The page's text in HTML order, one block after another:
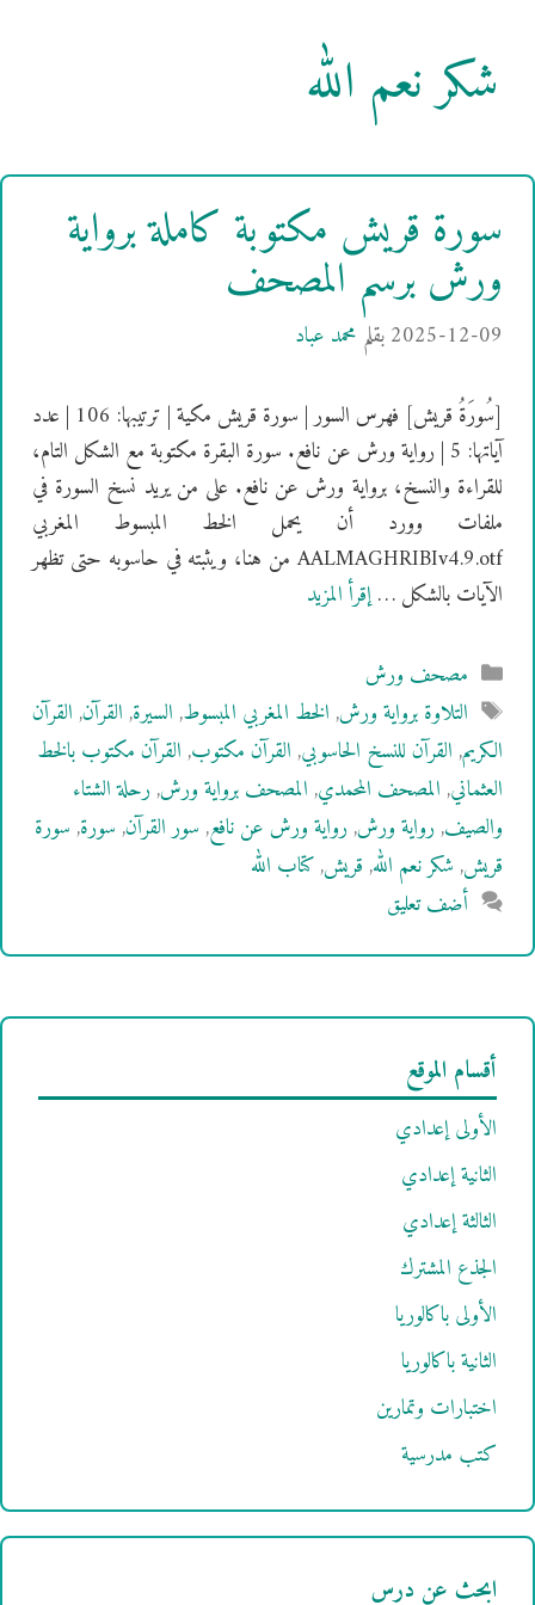
شكر نعم الله
سورة قريش مكتوبة كاملة برواية
ورش برسم المصحف
2025-12-09بقلم محمد عباد
[سُورَةُ قريش] فهرس السور | سورة قريش مكية | ترتيبها: 106 | عدد
آياتها: 5 | رواية ورش عن نافع. سورة البقرة مكتوبة مع الشكل التام،
للقراءة والنسخ، برواية ورش عن نافع. على من يريد نسخ السورة في
ملفات وورد أن يحمل الخط المبسوط المغربي
AALMAGHRIBIv4.9.otf من هنا، ويثبته في حاسوبه حتى تظهر
الآيات بالشكل …إقرأ المزيد
التصنيفات
مصحف ورش
الوسوم
التلاوة برواية ورش,الخط المغربي المبسوط,السيرة,القرآن,القرآن
الكريم,القرآن للنسخ الحاسوبي,القرآن مكتوب,القرآن مكتوب بالخط
العثماني,المصحف المحمدي,المصحف برواية ورش,رحلة الشتاء
والصيف,رواية ورش,رواية ورش عن نافع,سور القرآن,سورة,سورة
قريش,شكر نعم الله,قريش,كتاب الله
أضف تعليق
أقسام الموقع
الأولى إعدادي
الثانية إعدادي
الثالثة إعدادي
الجذع المشترك
الأولى باكالوريا
الثانية باكالوريا
اختبارات وتمارين
كتب مدرسية
ابحث عن درس